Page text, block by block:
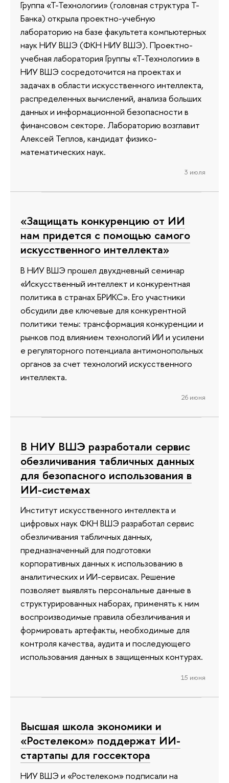
Группа «Т-Технологии» (головная структура Т-
Банка) открыла проектно-учебную
лабораторию на базе факультета компьютерных
наук НИУ ВШЭ (ФКН НИУ ВШЭ). Проектно-
учебная лаборатория Группы «Т-Технологии» в
НИУ ВШЭ сосредоточится на проектах и
задачах в области искусственного интеллекта,
распределенных вычислений, анализа больших
данных и информационной безопасности в
финансовом секторе. Лабораторию возглавит
Алексей Теплов, кандидат физико-
математических наук.
3 июля
«Защищать конкуренцию от ИИ
нам придется с помощью самого
искусственного интеллекта»
В НИУ ВШЭ прошел двухдневный семинар
«Искусственный интеллект и конкурентная
политика в странах БРИКС». Его участники
обсудили две ключевые для конкурентной
политики темы: трансформация конкуренции и
рынков под влиянием технологий ИИ и усилени
е регуляторного потенциала антимонопольных
органов за счет технологий искусственного
интеллекта.
26 июня
В НИУ ВШЭ разработали сервис
обезличивания табличных данных
для безопасного использования в
ИИ-системах
Институт искусственного интеллекта и
цифровых наук ФКН ВШЭ разработал сервис
обезличивания табличных данных,
предназначенный для подготовки
корпоративных данных к использованию в
аналитических и ИИ-сервисах. Решение
позволяет выявлять персональные данные в
структурированных наборах, применять к ним
воспроизводимые правила обезличивания и
формировать артефакты, необходимые для
контроля качества, аудита и последующего
использования данных в защищенных контурах.
15 июня
Высшая школа экономики и
«Ростелеком» поддержат ИИ-
стартапы для госсектора
НИУ ВШЭ и «Ростелеком» подписали на